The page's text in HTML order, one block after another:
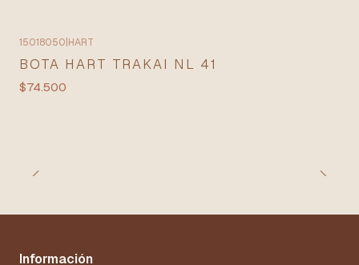
15018050 HART
BOTA HART TRAKAI NL 41
$74.500
Información